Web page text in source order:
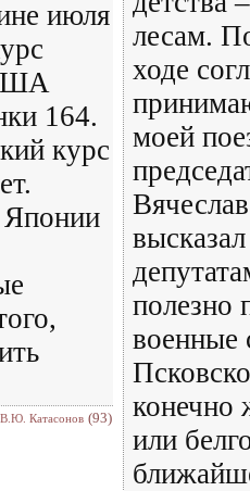
июля
164.
курс
Японии
В.Ю. Катасонов (93)
лесам.
ходе
моей
полезно
военные
конечно
или